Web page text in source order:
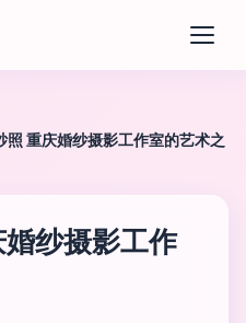
照 重庆婚纱摄影工作室的艺术之
纱摄影工作